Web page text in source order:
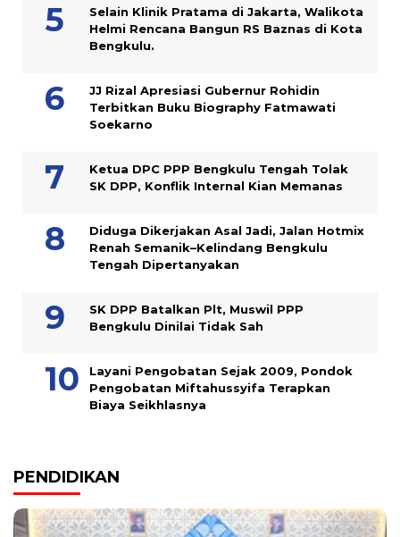
Selain Klinik Pratama di Jakarta, Walikota
Helmi Rencana Bangun RS Baznas di Kota
Bengkulu.
JJ Rizal Apresiasi Gubernur Rohidin
Terbitkan Buku Biography Fatmawati
Soekarno
Ketua DPC PPP Bengkulu Tengah Tolak
SK DPP, Konflik Internal Kian Memanas
Diduga Dikerjakan Asal Jadi, Jalan Hotmix
Renah Semanik–Kelindang Bengkulu
Tengah Dipertanyakan
SK DPP Batalkan Plt, Muswil PPP
Bengkulu Dinilai Tidak Sah
Layani Pengobatan Sejak 2009, Pondok
Pengobatan Miftahussyifa Terapkan
Biaya Seikhlasnya
PENDIDIKAN